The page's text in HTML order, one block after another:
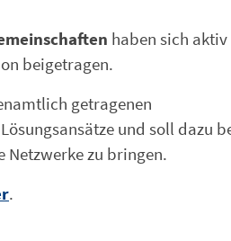
haben sich
beigetragen.
getragenen
und soll dazu
Netzwerke zu bringen.
.